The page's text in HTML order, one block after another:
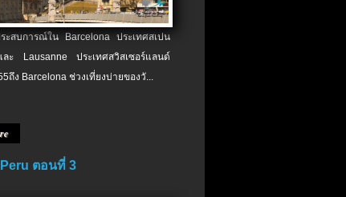
ะสบการณ์ใน Barcelona ประเทศสเปน
ะ Lausanne ประเทศสวิสเซอร์แลนด์
ถึง Barcelona ช่วงเที่ยงบ่ายของวั...
ตอนที่ 3